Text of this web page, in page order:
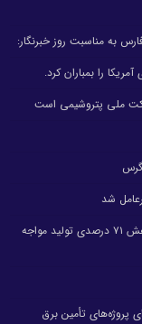
به مناسبت روز خبرنگار:
را بمباران کرد.
ملی پتروشیمی است
شد
پتروشیمی اروند پس از اختلالات ناشی از جنگ، با کاهش ۷۱ درصدی تولید مواجه
پروژه‌های تأمین برق